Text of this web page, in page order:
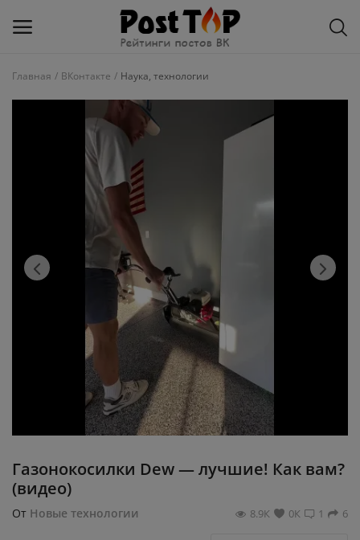
О рейтинге
Главная ВКонтакте Наука, технологии
Газонокосилки Dew — лучшие! Как вам?
(видео)
От Новые технологии 6
1
0К
8.9К